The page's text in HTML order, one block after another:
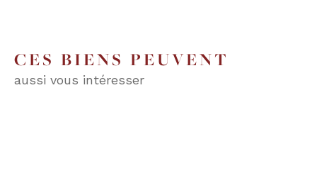
CES BIENS PEUVENT
aussi vous intéresser